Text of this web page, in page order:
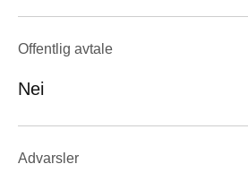
Offentlig avtale
Nei
Advarsler